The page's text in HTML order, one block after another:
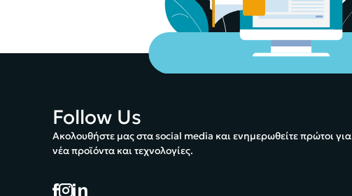
Follow Us
Ακολουθήστε μας στα social media και ενημερωθείτε πρώτοι για
νέα προϊόντα και τεχνολογίες.